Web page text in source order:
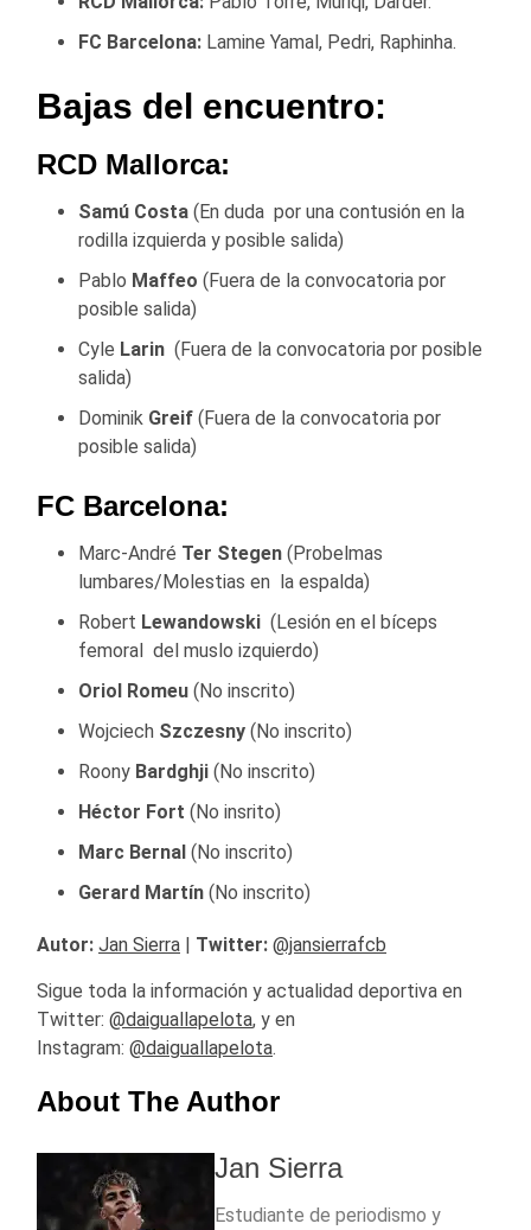
FC Barcelona: Lamine Yamal, Pedri, Raphinha.
Bajas del encuentro:
RCD Mallorca:
Samú Costa (En duda por una contusión en la
rodilla izquierda y posible salida)
Pablo Maffeo (Fuera de la convocatoria por
posible salida)
Cyle Larin (Fuera de la convocatoria por posible
salida)
Dominik Greif (Fuera de la convocatoria por
posible salida)
FC Barcelona:
Marc-André Ter Stegen (Probelmas
lumbares/Molestias en la espalda)
Robert Lewandowski (Lesión en el bíceps
femoral del muslo izquierdo)
Oriol Romeu (No inscrito)
Wojciech Szczesny (No inscrito)
Roony Bardghji (No inscrito)
Héctor Fort (No insrito)
Marc Bernal (No inscrito)
Gerard Martín (No inscrito)
Autor: Jan Sierra | Twitter: @jansierrafcb
Sigue toda la información y actualidad deportiva en
Twitter: @daiguallapelota, y en
Instagram: @daiguallapelota.
About The Author
Jan Sierra
Estudiante de periodismo y